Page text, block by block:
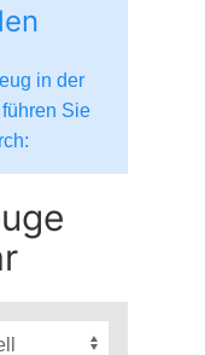
in der
Sie